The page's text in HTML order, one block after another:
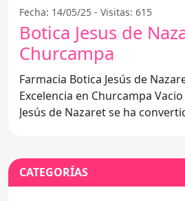
Fecha: 14/05/25 - Visitas: 615
Botica Jesus de
Churcampa
Farmacia Botica Jesús de
Excelencia en Churcampa Vacio La Farmacia Botica
Jesús de Nazaret se ha
CATEGORÍAS